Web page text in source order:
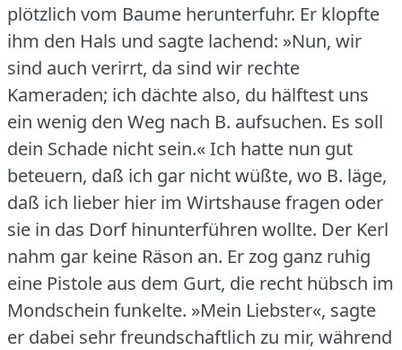
plötzlich vom Baume herunterfuhr. Er klopfte
ihm den Hals und sagte lachend: »Nun, wir
sind auch verirrt, da sind wir rechte
Kameraden; ich dächte also, du hälftest uns
ein wenig den Weg nach B. aufsuchen. Es soll
dein Schade nicht sein.« Ich hatte nun gut
beteuern, daß ich gar nicht wüßte, wo B. läge,
daß ich lieber hier im Wirtshause fragen oder
sie in das Dorf hinunterführen wollte. Der Kerl
nahm gar keine Räson an. Er zog ganz ruhig
eine Pistole aus dem Gurt, die recht hübsch im
Mondschein funkelte. »Mein Liebster«, sagte
er dabei sehr freundschaftlich zu mir, während